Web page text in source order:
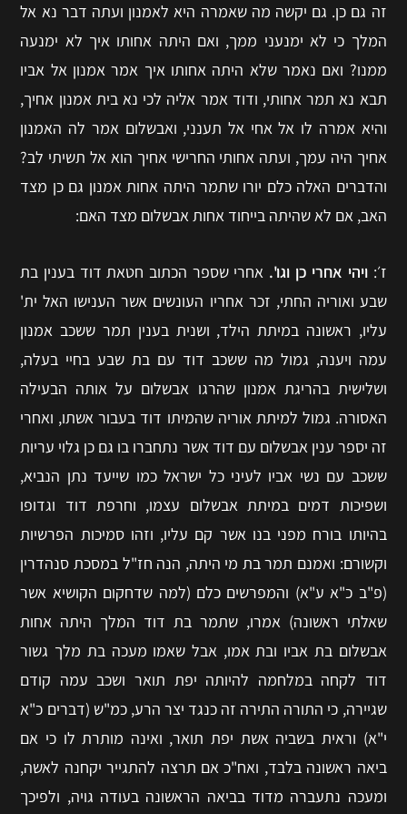
זה גם כן. גם יקשה מה שאמרה היא לאמנון ועתה דבר נא אל
המלך כי לא ימנעני ממך, ואם היתה אחותו איך לא ימנעה
ממנו? ואם נאמר שלא היתה אחותו איך אמר אמנון אל אביו
תבא נא תמר אחותי, ודוד אמר אליה לכי נא בית אמנון אחיך,
והיא אמרה לו אל אחי אל תענני, ואבשלום אמר לה האמנון
אחיך היה עמך, ועתה אחותי החרישי אחיך הוא אל תשיתי לב?
והדברים האלה כלם יורו שתמר היתה אחות אמנון גם כן מצד
האב, אם לא שהיתה בייחוד אחות אבשלום מצד האם:
ז׳:ויהי אחרי כן וגו'. אחרי שספר הכתוב חטאת דוד בענין בת
שבע ואוריה החתי, זכר אחריו העונשים אשר הענישו האל ית'
עליו, ראשונה במיתת הילד, ושנית בענין תמר ששכב אמנון
עמה ויענה, גמול מה ששכב דוד עם בת שבע בחיי בעלה,
ושלישית בהריגת אמנון שהרגו אבשלום על אותה הבעילה
האסורה. גמול למיתת אוריה שהמיתו דוד בעבור אשתו, ואחרי
זה יספר ענין אבשלום עם דוד אשר נתחברו בו גם כן גלוי עריות
ששכב עם נשי אביו לעיני כל ישראל כמו שייעד נתן הנביא,
ושפיכות דמים במיתת אבשלום עצמו, וחרפת דוד וגדופו
בהיותו בורח מפני בנו אשר קם עליו, וזהו סמיכות הפרשיות
וקשורם: ואמנם תמר בת מי היתה, הנה חז"ל במסכת סנהדרין
(פ"ב כ"א ע"א) והמפרשים כלם (למה שדחקום הקושיא אשר
שאלתי ראשונה) אמרו, שתמר בת דוד המלך היתה אחות
אבשלום בת אביו ובת אמו, אבל שאמו מעכה בת מלך גשור
דוד לקחה במלחמה להיותה יפת תואר ושכב עמה קודם
שגיירה, כי התורה התירה זה כנגד יצר הרע, כמ"ש (דברים כ"א
י"א) וראית בשביה אשת יפת תואר, ואינה מותרת לו כי אם
ביאה ראשונה בלבד, ואח"כ אם תרצה להתגייר יקחנה לאשה,
ומעכה נתעברה מדוד בביאה הראשונה בעודה גויה, ולפיכך